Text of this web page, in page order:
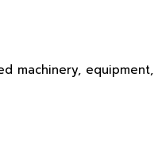
machinery,